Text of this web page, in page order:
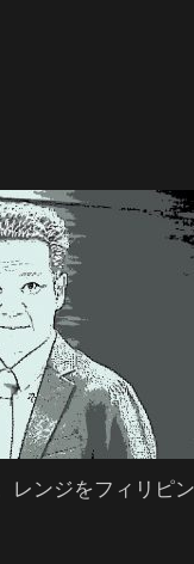
レンジをフィリピ